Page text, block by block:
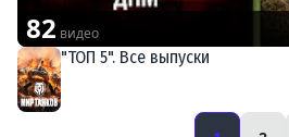
82 видео
"ТОП 5". Все выпуски